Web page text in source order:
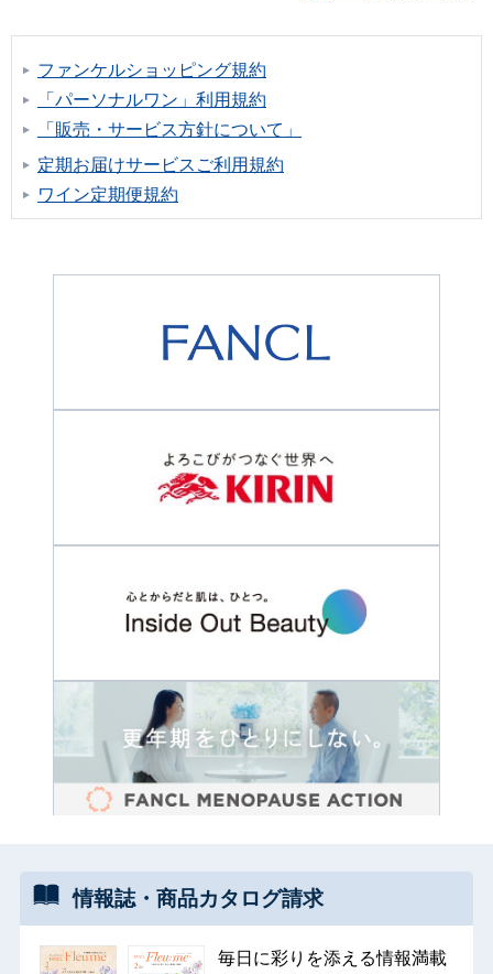
ファンケルショッピング規約
「パーソナルワン」利用規約
「販売・サービス方針について」
定期お届けサービスご利用規約
ワイン定期便規約
情報誌・ 商品カタログ請求
毎日に彩りを添える情報満載